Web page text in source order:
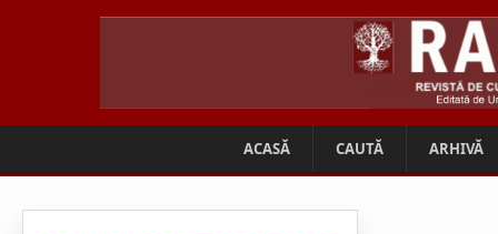
ACASĂ CAUTĂ ARHIVĂ